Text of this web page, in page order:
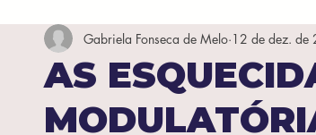
Processo Civil Penal e Processo Penal
Direito Digital Direito Civil Direito
AS
Gabriela Fonseca de Melo 12 de dez. de